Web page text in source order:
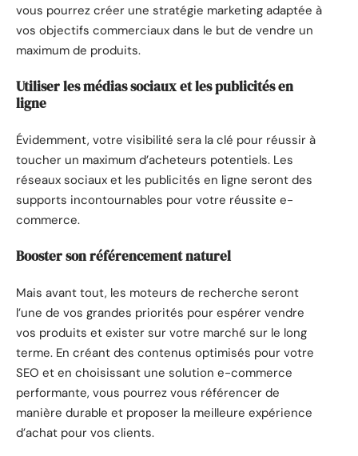
vous pourrez créer une stratégie marketing adaptée à
vos objectifs commerciaux dans le but de vendre un
maximum de produits.
Utiliser les médias sociaux et les publicités en
ligne
Évidemment, votre visibilité sera la clé pour réussir à
toucher un maximum d’acheteurs potentiels. Les
réseaux sociaux et les publicités en ligne seront des
supports incontournables pour votre réussite e-
commerce.
Booster son référencement naturel
Mais avant tout, les moteurs de recherche seront
l’une de vos grandes priorités pour espérer vendre
vos produits et exister sur votre marché sur le long
terme. En créant des contenus optimisés pour votre
SEO et en choisissant une solution e-commerce
performante, vous pourrez vous référencer de
manière durable et proposer la meilleure expérience
d’achat pour vos clients.